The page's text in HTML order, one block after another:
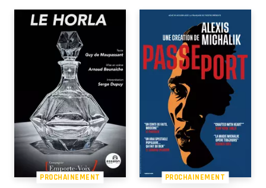
PROCHAINEMENT PROCHAINEMENT